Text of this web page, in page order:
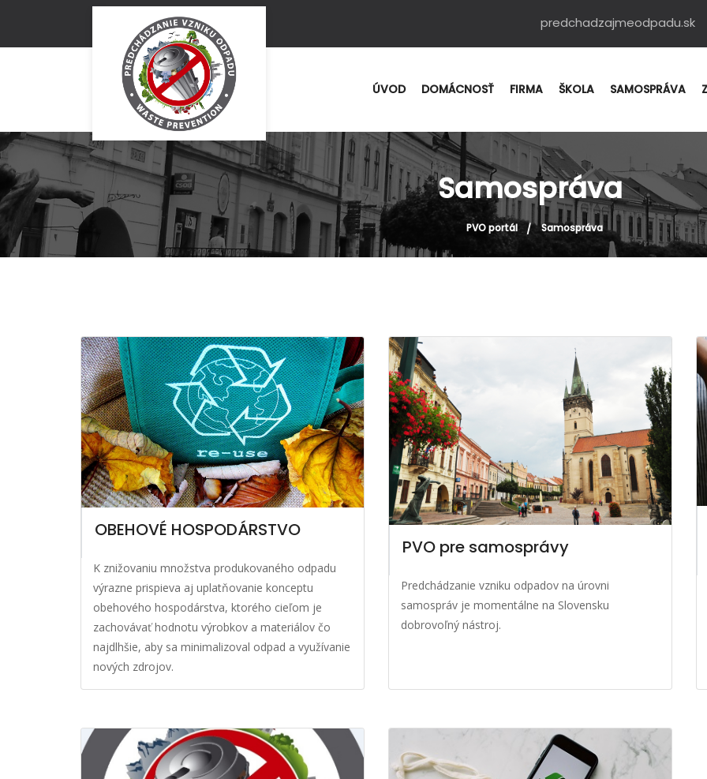
predchadzajmeodpadu.sk
ÚVOD DOMÁCNOSŤ FIRMA ŠKOLA SAMOSPRÁVA
Samospráva
PVO portál Samospráva
OBEHOVÉ HOSPODÁRSTVO
K znižovaniu množstva produkovaného odpadu
výrazne prispieva aj uplatňovanie konceptu
obehového hospodárstva, ktorého cieľom je
zachovávať hodnotu výrobkov a materiálov čo
najdlhšie, aby sa minimalizoval odpad a využívanie
nových zdrojov.
PVO pre samosprávy
Predchádzanie vzniku odpadov na úrovni
samospráv je momentálne na Slovensku
dobrovoľný nástroj.